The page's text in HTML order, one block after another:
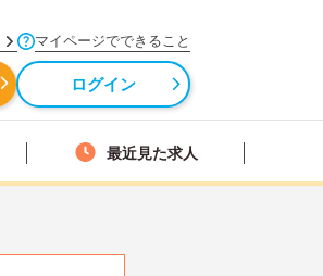
マイページでできること
ログイン
最近見た求人